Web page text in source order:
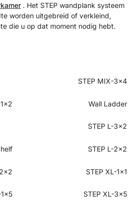
. Het STEP wandplank systeem
worden uitgebreid of verkleind,
die u op dat moment nodig hebt.
STEP MIX-3x4
Wall Ladder
STEP L-3x2
STEP L-2x2
STEP XL-1x1
STEP XL-3x5